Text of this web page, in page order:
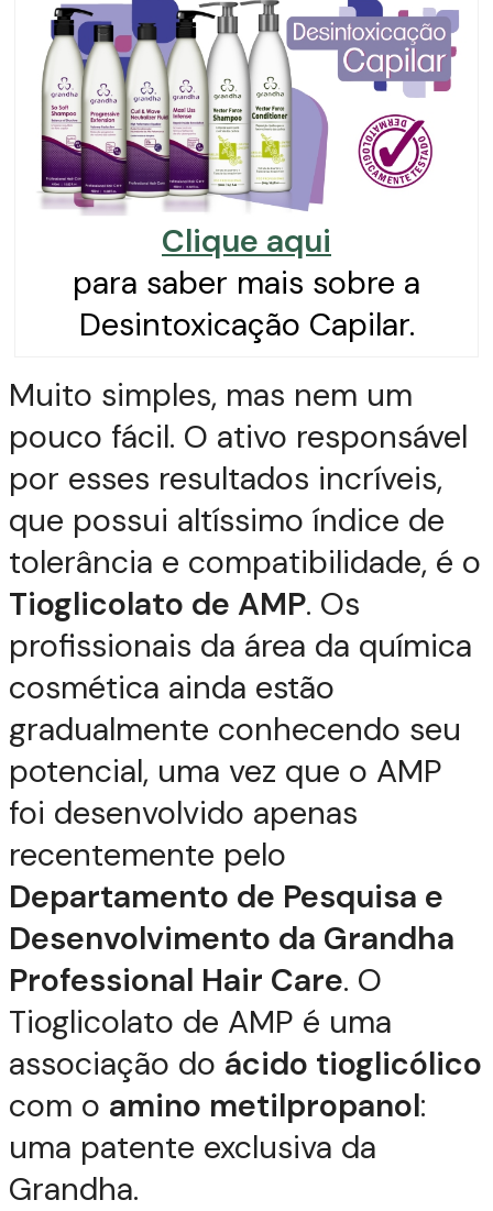
Clique aqui
para saber mais sobre a
Desintoxicação Capilar.
Muito simples, mas nem um
pouco fácil. O ativo responsável
por esses resultados incríveis,
que possui altíssimo índice de
tolerância e compatibilidade, é o
Tioglicolato de AMP. Os
profissionais da área da química
cosmética ainda estão
gradualmente conhecendo seu
potencial, uma vez que o AMP
foi desenvolvido apenas
recentemente pelo
Departamento de Pesquisa e
Desenvolvimento da Grandha
Professional Hair Care. O
Tioglicolato de AMP é uma
associação do ácido tioglicólico
com o amino metilpropanol:
uma patente exclusiva da
Grandha.